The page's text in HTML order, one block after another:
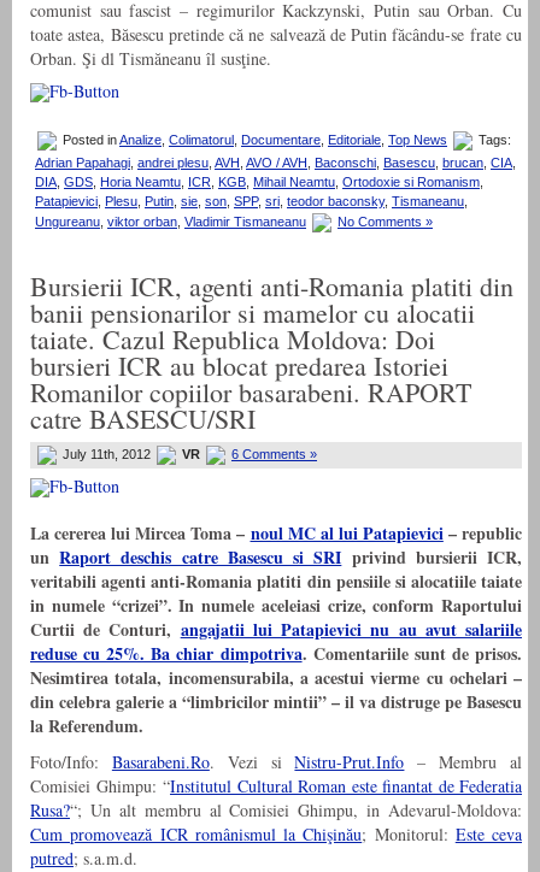
comunist sau fascist – regimurilor Kackzynski, Putin sau Orban. Cu
toate astea, Băsescu pretinde că ne salvează de Putin făcându-se frate cu
Orban. Şi dl Tismăneanu îl susţine.
Posted inAnalize Colimatorul Documentare Editoriale Top News
Tags:
Adrian Papahagi, andrei plesu, AVH , AVO / AVH , Baconschi, Basescu, brucan, CIA,
DIA, GDS, Horia Neamtu, ICR, KGB, Mihail Neamtu, Ortodoxie si Romanism,
Patapievici, Plesu, Putin, sie, son, SPP, sri, teodor baconsky, Tismaneanu,
Ungureanu viktor orban Vladimir Tismaneanu No Comments »
Bursierii ICR, agenti anti-Romania platiti din
banii pensionarilor si mamelor cu alocatii
taiate. Cazul Republica Moldova: Doi
bursieri ICR au blocat predarea Istoriei
Romanilor copiilor basarabeni. RAPORT
catre BASESCU/SRI
July 11th, 2012 VR 6 Comments »
La cererea lui Mircea Toma – noul MC al lui Patapievici– republic
unRaport deschis catre Basescu si SRI privind bursierii ICR,
veritabili agenti anti-Romania platiti din pensiile si alocatiile taiate
in numele “crizei”. In numele aceleiasi crize, conform Raportului
Curtii de Conturi, angajatii lui Patapievici nu au avut salariile
reduse cu 25%. Ba chiar dimpotriva. Comentariile sunt de prisos.
Nesimtirea totala, incomensurabila, a acestui vierme cu ochelari –
din celebra galerie a “limbricilor mintii” – il va distruge pe Basescu
la Referendum.
Foto/Info: Basarabeni.Ro. Vezi siNistru-Prut.Info – Membru al
Comisiei Ghimpu: “Institutul Cultural Roman este finantat de Federatia
Rusa?“; Un alt membru al Comisiei Ghimpu, in Adevarul-Moldova:
Cum promovează ICR românismul la Chişinău; Monitorul: Este ceva
putred; s.a.m.d.